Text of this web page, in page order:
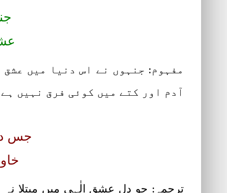
مفہوم: جنہوں نے اس دنیا میں
آدم اور کتے میں کوئی فرق نہیں
جس
ترجمہ: جو دل عشقِ الٰہی میں مبتلا